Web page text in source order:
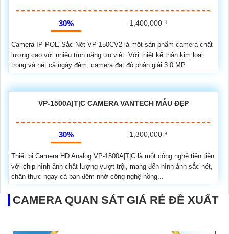
30% 1,400,000 ₫
Camera IP POE Sắc Nét VP-150CV2 là một sản phẩm camera chất
lượng cao với nhiều tính năng ưu việt. Với thiết kế thân kim loại
trong và nét cả ngày đêm, camera đạt độ phân giải 3.0 MP
VP-1500A|T|C CAMERA VANTECH MẪU ĐẸP
30% 1,300,000 ₫
Thiết bị Camera HD Analog VP-1500A|T|C là một công nghệ tiên tiến
với chip hình ảnh chất lượng vượt trội, mang đến hình ảnh sắc nét,
chân thực ngay cả ban đêm nhờ công nghệ hồng...
CAMERA QUAN SÁT GIÁ RẺ ĐỀ XUẤT